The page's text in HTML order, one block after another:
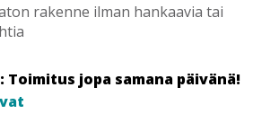
rakenne ilman hankaavia tai
Toimitus jopa samana päivänä!